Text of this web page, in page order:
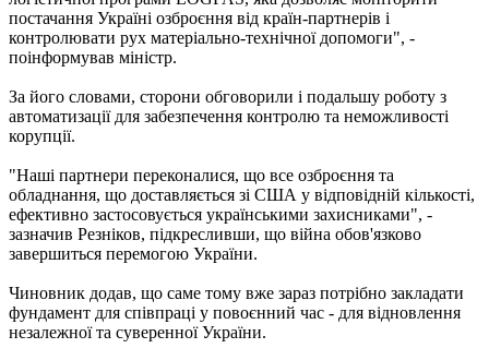
постачання Україні озброєння від країн-партнерів і
контролювати рух матеріально-технічної допомоги", -
поінформував міністр.
За його словами, сторони обговорили і подальшу роботу з
автоматизації для забезпечення контролю та неможливості
корупції.
"Наші партнери переконалися, що все озброєння та
обладнання, що доставляється зі США у відповідній кількості,
ефективно застосовується українськими захисниками", -
зазначив Резніков, підкресливши, що війна обов'язково
завершиться перемогою України.
Чиновник додав, що саме тому вже зараз потрібно закладати
фундамент для співпраці у повоєнний час - для відновлення
незалежної та суверенної України.